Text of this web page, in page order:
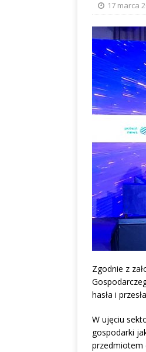
17 marca
Zgodnie z
hasła i
W ujęciu
gospodarki
przedmiotem